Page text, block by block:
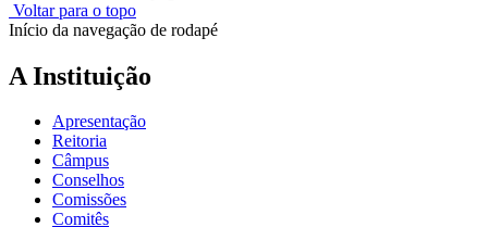
Voltar para o topo
Início da navegação de rodapé
A Instituição
Apresentação
Reitoria
Câmpus
Conselhos
Comissões
Comitês